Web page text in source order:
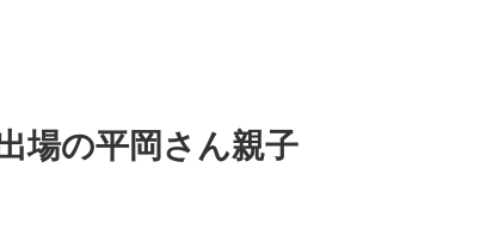
場の平岡さん親子